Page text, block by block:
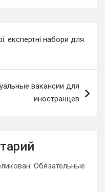
експертні набори для
вакансии для
иностранцев
Обязательные